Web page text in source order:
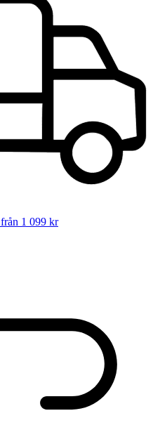
från 1 099 kr